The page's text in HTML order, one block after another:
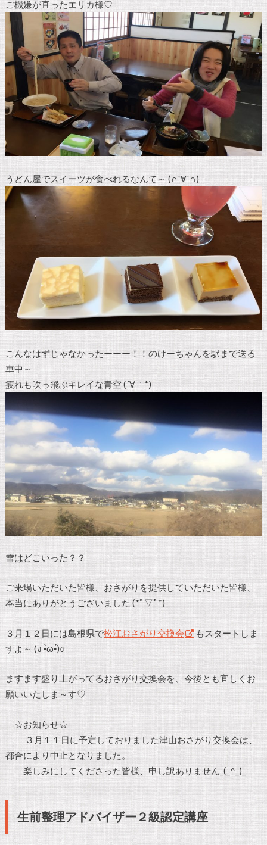
ご機嫌が直ったエリカ様♡
うどん屋でスイーツが食べれるなんて～ (∩´∀`∩)
こんなはずじゃなかったーーー！！のけーちゃんを駅まで送る
車中～
疲れも吹っ飛ぶキレイな青空 (´∀｀*)
雪はどこいった？？
ご来場いただいた皆様、おさがりを提供していただいた皆様、
本当にありがとうございました (*ﾟ▽ﾟ*)
３月１２日には島根県で松江おさがり交換会
もスタートしま
すよ～ (ง •̀ω•́)ง
ますます盛り上がってるおさがり交換会を、今後とも宜しくお
願いいたしま～す♡
☆お知らせ☆
３月１１日に予定しておりました津山おさがり交換会は、
都合により中止となりました。
楽しみにしてくださった皆様、申し訳ありません_(_^_)_
生前整理アドバイザー２級認定講座